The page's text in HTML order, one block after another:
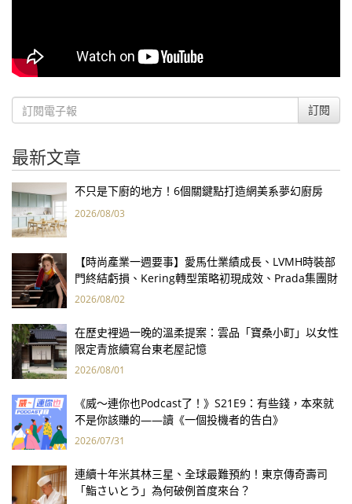
訂閱
最新文章
不只是下廚的地方！6個關鍵點打造網美系夢幻廚房
2026/08/03
【時尚產業一週要事】愛馬仕業績成長、LVMH時裝部
門終結虧損、Kering轉型策略初現成效、Prada集團財
報亮眼
2026/08/02
在歷史裡過一晚的溫柔提案：雲品「寶桑小町」以女性
限定青旅續寫台東老屋記憶
2026/08/01
《威～連你也Podcast了！》S21E9：有些錢，本來就
不是你該賺的——讀《一個投機者的告白》
2026/07/31
連續十年米其林三星、全球最難預約！東京傳奇壽司
「鮨さいとう」為何破例首度來台？